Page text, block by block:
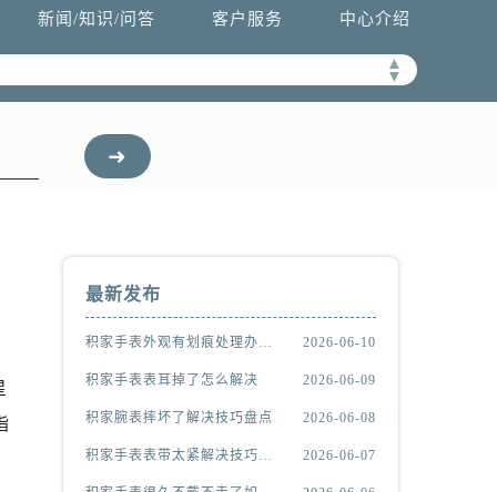
新闻/知识/问答 客户服务 中心介绍
▲
▼
最新发布
积家手表外观有划痕处理办法推荐 2026-06-10
积家手表表耳掉了怎么解决 2026-06-09
积家腕表摔坏了解决技巧盘点 2026-06-08
积家手表表带太紧解决技巧推荐 2026-06-07